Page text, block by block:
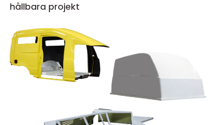
hållbara projekt